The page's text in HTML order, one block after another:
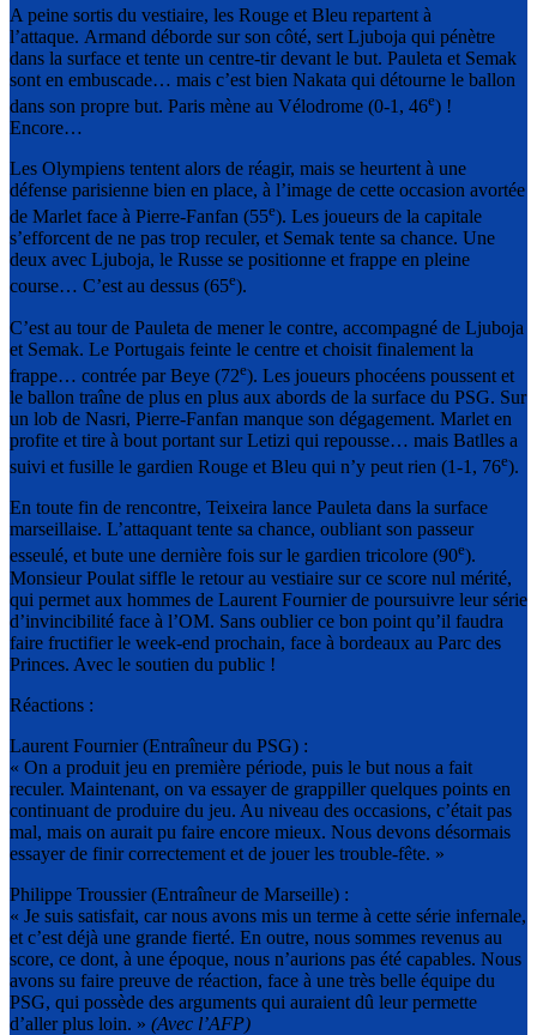
A peine sortis du vestiaire, les Rouge et Bleu repartent à
l’attaque. Armand déborde sur son côté, sert Ljuboja qui pénètre
dans la surface et tente un centre-tir devant le but. Pauleta et Semak
sont en embuscade… mais c’est bien Nakata qui détourne le ballon
dans son propre but. Paris mène au Vélodrome (0-1, 46e) !
Encore…
Les Olympiens tentent alors de réagir, mais se heurtent à une
défense parisienne bien en place, à l’image de cette occasion avortée
de Marlet face à Pierre-Fanfan (55e). Les joueurs de la capitale
s’efforcent de ne pas trop reculer, et Semak tente sa chance. Une
deux avec Ljuboja, le Russe se positionne et frappe en pleine
course… C’est au dessus (65e).
C’est au tour de Pauleta de mener le contre, accompagné de Ljuboja
et Semak. Le Portugais feinte le centre et choisit finalement la
frappe… contrée par Beye (72e). Les joueurs phocéens poussent et
le ballon traîne de plus en plus aux abords de la surface du PSG. Sur
un lob de Nasri, Pierre-Fanfan manque son dégagement. Marlet en
profite et tire à bout portant sur Letizi qui repousse… mais Batlles a
suivi et fusille le gardien Rouge et Bleu qui n’y peut rien (1-1, 76e).
En toute fin de rencontre, Teixeira lance Pauleta dans la surface
marseillaise. L’attaquant tente sa chance, oubliant son passeur
esseulé, et bute une dernière fois sur le gardien tricolore (90e).
Monsieur Poulat siffle le retour au vestiaire sur ce score nul mérité,
qui permet aux hommes de Laurent Fournier de poursuivre leur série
d’invincibilité face à l’OM. Sans oublier ce bon point qu’il faudra
faire fructifier le week-end prochain, face à bordeaux au Parc des
Princes. Avec le soutien du public !
Réactions :
Laurent Fournier (Entraîneur du PSG) :
« On a produit jeu en première période, puis le but nous a fait
reculer. Maintenant, on va essayer de grappiller quelques points en
continuant de produire du jeu. Au niveau des occasions, c’était pas
mal, mais on aurait pu faire encore mieux. Nous devons désormais
essayer de finir correctement et de jouer les trouble-fête. »
Philippe Troussier (Entraîneur de Marseille) :
« Je suis satisfait, car nous avons mis un terme à cette série infernale,
et c’est déjà une grande fierté. En outre, nous sommes revenus au
score, ce dont, à une époque, nous n’aurions pas été capables. Nous
avons su faire preuve de réaction, face à une très belle équipe du
PSG, qui possède des arguments qui auraient dû leur permette
d’aller plus loin. » (Avec l’AFP)